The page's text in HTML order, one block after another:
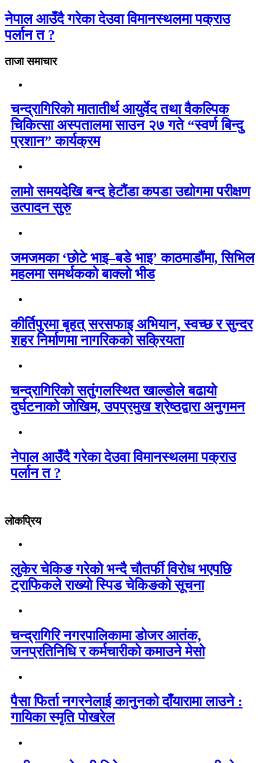
नेपाल आउँदै गरेका देउवा विमानस्थलमा पक्राउ
पर्लान त ?
ताजा समाचार
चन्द्रागिरिकाे मातातीर्थ आयुर्वेद तथा वैकल्पिक
चिकित्सा अस्पतालमा साउन २७ गते “स्वर्ण बिन्दु
प्रशान” कार्यक्रम
लामो समयदेखि बन्द हेटौंडा कपडा उद्योगमा परीक्षण
उत्पादन सुरु
जमजमका ‘छोटे भाइ–बडे भाइ’ काठमाडौंमा, सिभिल
महलमा समर्थकको बाक्लो भीड
कीर्तिपुरमा बृहत् सरसफाइ अभियान, स्वच्छ र सुन्दर
शहर निर्माणमा नागरिकको सक्रियता
चन्द्रागिरिको सतुंगलस्थित खाल्डोले बढायो
दुर्घटनाको जोखिम, उपप्रमुख श्रेष्ठद्वारा अनुगमन
नेपाल आउँदै गरेका देउवा विमानस्थलमा पक्राउ
पर्लान त ?
लोकप्रिय
लुकेर चेकिङ गरेको भन्दै चौतर्फी विरोध भएपछि
ट्राफिकले राख्यो स्पिड चेकिङको सूचना
चन्द्रागिरि नगरपालिकामा डोजर आतंक,
जनप्रतिनिधि र कर्मचारीको कमाउने मेसो
पैसा फिर्ता नगरनेलाई कानुनको दाँयारामा लाउने :
गायिका स्‍मृति पोखरेल